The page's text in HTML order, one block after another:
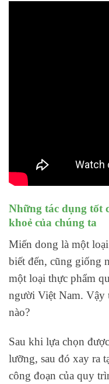
Những tác dụng tốt
khoẻ của chúng ta
Miến dong là một
biết đến, cũng giống
một loại thực phẩm
người Việt Nam. Vậy
nào?
Sau khi lựa chọn
lưỡng, sau đó xay ra
công đoạn của quy